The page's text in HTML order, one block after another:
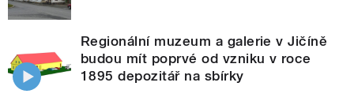
Regionální muzeum a galerie v Jičíně
budou mít poprvé od vzniku v roce
1895 depozitář na sbírky